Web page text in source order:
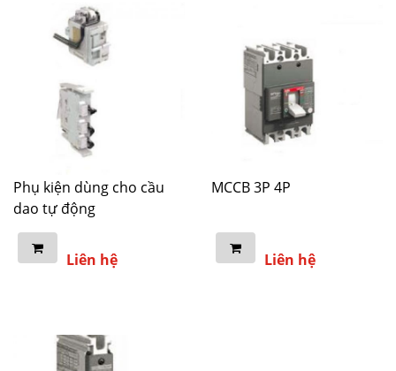
Electric
Electric
Phụ kiện dùng cho cầu
dao tự động
Liên hệ
MCCB 3P 4P
Liên hệ